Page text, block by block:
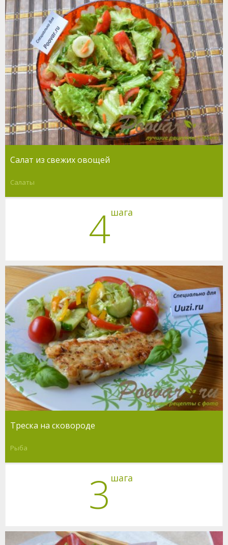
Салат из свежих овощей
Салаты
4шага
Треска на сковороде
Рыба
3 шага